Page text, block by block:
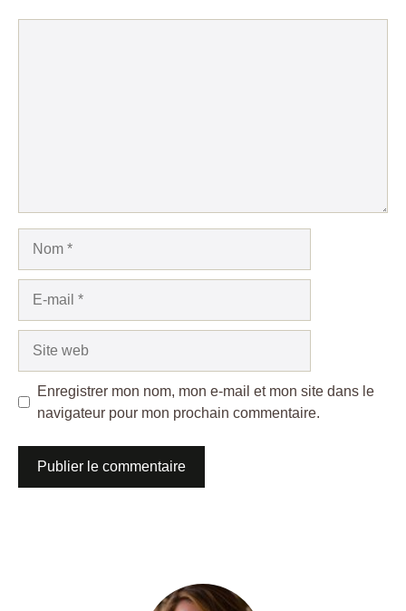
Enregistrer mon nom, mon e-mail et mon site dans le
navigateur pour mon prochain commentaire.